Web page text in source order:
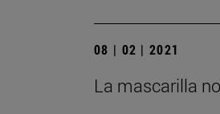
08 | 02 | 2021
La mascarilla